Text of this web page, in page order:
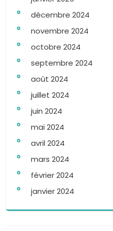
décembre 2024
novembre 2024
octobre 2024
septembre 2024
août 2024
juillet 2024
juin 2024
mai 2024
avril 2024
mars 2024
février 2024
janvier 2024